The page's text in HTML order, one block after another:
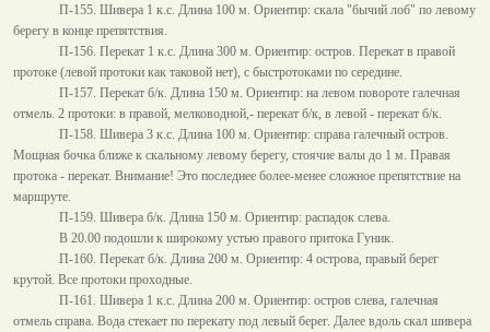
П-155. Шивера 1 к.с. Длина 100 м. Ориентир: скала "бычий лоб" по левому
берегу в конце препятствия.
П-156. Перекат 1 к.с. Длина 300 м. Ориентир: остров. Перекат в правой
протоке (левой протоки как таковой нет), с быстротоками по середине.
П-157. Перекат б/к. Длина 150 м. Ориентир: на левом повороте галечная
отмель. 2 протоки: в правой, мелководной,- перекат б/к, в левой - перекат б/к.
П-158. Шивера 3 к.с. Длина 100 м. Ориентир: справа галечный остров.
Мощная бочка ближе к скальному левому берегу, стоячие валы до 1 м. Правая
протока - перекат. Внимание! Это последнее более-менее сложное препятствие на
маршруте.
П-159. Шивера б/к. Длина 150 м. Ориентир: распадок слева.
В 20.00 подошли к широкому устью правого притока Гуник.
П-160. Перекат б/к. Длина 200 м. Ориентир: 4 острова, правый берег
крутой. Все протоки проходные.
П-161. Шивера 1 к.с. Длина 200 м. Ориентир: остров слева, галечная
отмель справа. Вода стекает по перекату под левый берег. Далее вдоль скал шивера